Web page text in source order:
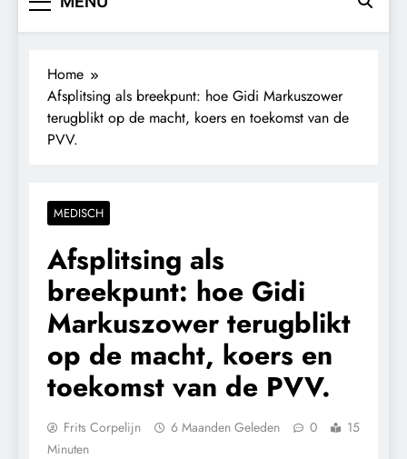
Home
Afsplitsing als breekpunt: hoe Gidi Markuszower
terugblikt op de macht, koers en toekomst van de
PVV.
MEDISCH
Afsplitsing als
breekpunt: hoe Gidi
Markuszower terugblikt
op de macht, koers en
toekomst van de PVV.
Frits Corpelijn 6 Maanden Geleden 0
15
Minuten